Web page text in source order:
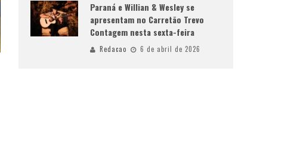
Paraná e Willian & Wesley se
apresentam no Carretão Trevo
Contagem nesta sexta-feira
Redacao 6 de abril de 2026